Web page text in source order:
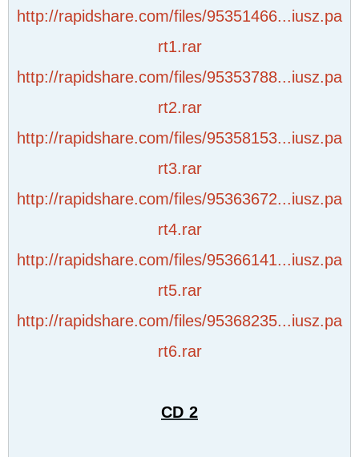
http://rapidshare.com/files/95351466...iusz.pa
rt1.rar
http://rapidshare.com/files/95353788...iusz.pa
rt2.rar
http://rapidshare.com/files/95358153...iusz.pa
rt3.rar
http://rapidshare.com/files/95363672...iusz.pa
rt4.rar
http://rapidshare.com/files/95366141...iusz.pa
rt5.rar
http://rapidshare.com/files/95368235...iusz.pa
rt6.rar
CD 2